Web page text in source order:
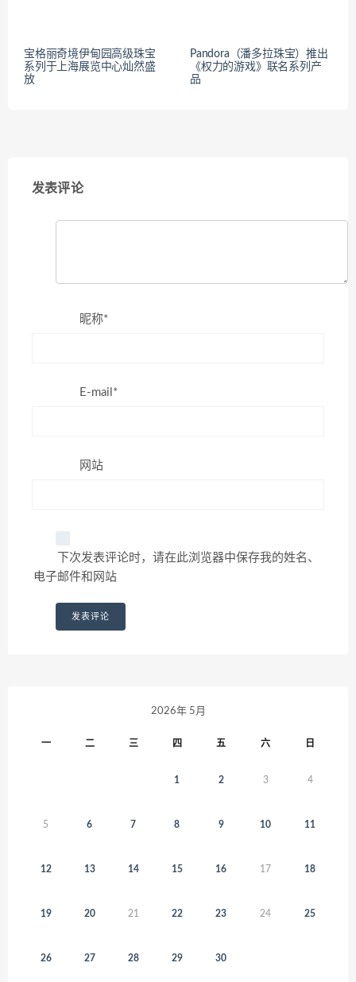
宝格丽奇境伊甸园高级珠宝
系列于上海展览中心灿然盛
放
Pandora（潘多拉珠宝）推出
《权力的游戏》联名系列产
品
发表评论
昵称*
E-mail*
网站
下次发表评论时，请在此浏览器中保存我的姓名、
电子邮件和网站
2026年 5月
一 二 三 四 五 六 日
1 2 3 4
5 6 7 8 9 10 11
12 13 14 15 16 17 18
19 20 21 22 23 24 25
26 27 28 29 30